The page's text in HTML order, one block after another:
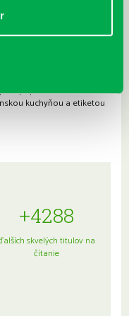
sprievodca
kuchyňou a etiketou
+4288
skvelých titulov na
čítanie